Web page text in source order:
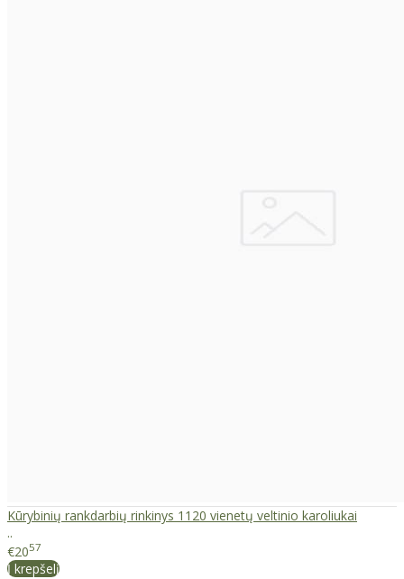
Kūrybinių rankdarbių rinkinys 1120 vienetų veltinio karoliukai
..
€2057
Į krepšelį